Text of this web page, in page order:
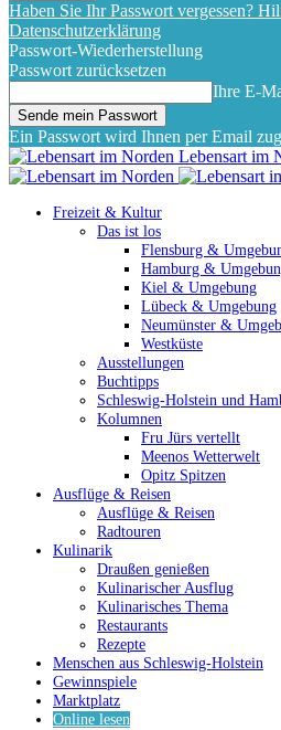
Haben Sie Ihr Passwort vergessen?
Datenschutzerklärung
Passwort-Wiederherstellung
Passwort zurücksetzen
Ihre E-
Ein Passwort wird Ihnen per Email
Lebensart im
Freizeit & Kultur
Das ist los
Flensburg &
Hamburg &
Kiel & Umgebung
Lübeck & Umgebung
Neumünster &
Westküste
Ausstellungen
Buchtipps
Schleswig-Holstein und
Kolumnen
Fru Jürs vertellt
Meenos Wetterwelt
Opitz Spitzen
Ausflüge & Reisen
Ausflüge & Reisen
Radtouren
Kulinarik
Draußen genießen
Kulinarischer Ausflug
Kulinarisches Thema
Restaurants
Rezepte
Menschen aus Schleswig-Holstein
Gewinnspiele
Marktplatz
Online lesen